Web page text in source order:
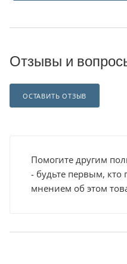
Отзывы и
ОСТАВИТЬ ОТЗЫВ
Помогите другим
- будьте первым, кто
мнением об этом